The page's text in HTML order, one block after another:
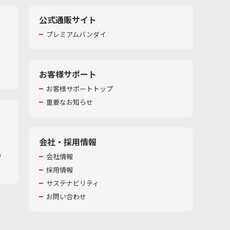
公式通販サイト
プレミアムバンダイ
お客様サポート
お客様サポートトップ
重要なお知らせ
会社・採用情報
会社情報
採用情報
サステナビリティ
お問い合わせ